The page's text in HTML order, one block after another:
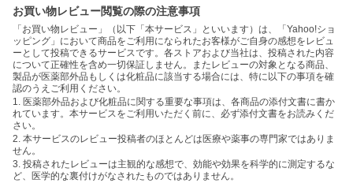
お買い物レビュー閲覧の際の注意事項
「お買い物レビュー」（以下「本サービス」といいます）は、「Yahoo!ショ
ッピング」において商品をご利用になられたお客様がご自身の感想をレビュ
ーとして投稿できるサービスです。各ストアおよび当社は、投稿された内容
について正確性を含め一切保証しません。またレビューの対象となる商品、
製品が医薬部外品もしくは化粧品に該当する場合には、特に以下の事項を確
認のうえご利用ください。
1. 医薬部外品および化粧品に関する重要な事項は、各商品の添付文書に書か
れています。本サービスをご利用いただく前に、必ず添付文書をお読みくだ
さい。
2. 本サービスのレビュー投稿者のほとんどは医療や薬事の専門家ではありま
せん。
3. 投稿されたレビューは主観的な感想で、効能や効果を科学的に測定するな
ど、医学的な裏付けがなされたものではありません。